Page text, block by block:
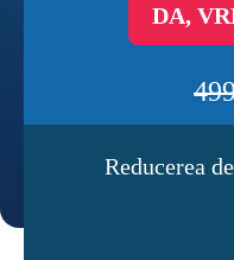
DA,
Reducerea